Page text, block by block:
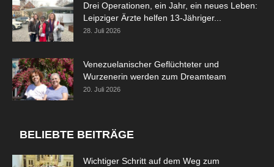
Drei Operationen, ein Jahr, ein neues Leben:
Leipziger Ärzte helfen 13-Jähriger...
28. Juli 2026
Venezuelanischer Geflüchteter und
Wurzenerin werden zum Dreamteam
20. Juli 2026
BELIEBTE BEITRÄGE
Wichtiger Schritt auf dem Weg zum